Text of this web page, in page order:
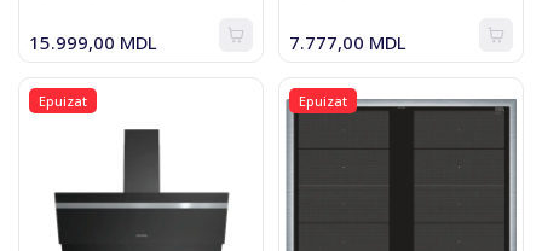
15.999,00 MDL 7.777,00 MDL
Epuizat Epuizat